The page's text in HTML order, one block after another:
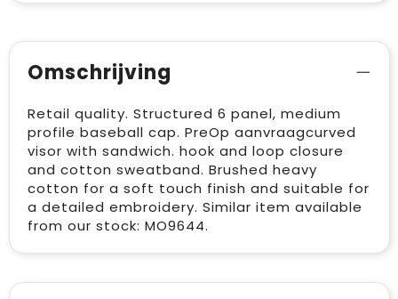
Omschrijving
Retail quality. Structured 6 panel, medium
profile baseball cap. PreOp aanvraagcurved
visor with sandwich. hook and loop closure
and cotton sweatband. Brushed heavy
cotton for a soft touch finish and suitable for
a detailed embroidery. Similar item available
from our stock: MO9644.